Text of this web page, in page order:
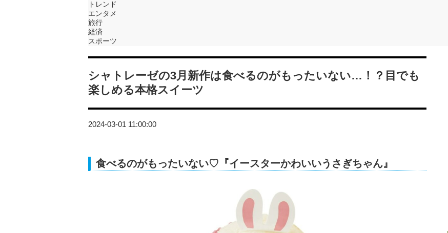
トレンド
エンタメ
旅行
経済
スポーツ
シャトレーゼの3月新作は食べるのがもったいない…！？目でも
楽しめる本格スイーツ
2024-03-01 11:00:00
食べるのがもったいない♡『イースターかわいいうさぎちゃん』